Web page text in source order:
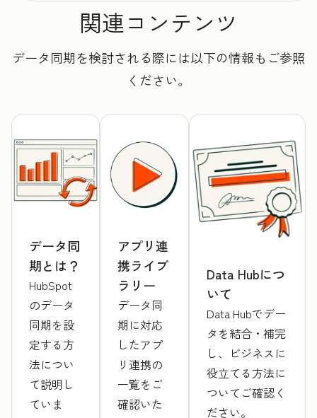
関連コンテンツ
データ同期を検討される際には以下の情報もご参照
ください。
データ同
期とは？
HubSpot
のデータ
同期を設
定する方
法につい
て説明し
ていま
アプリ連
携ライブ
ラリー
データ同
期に対応
したアプ
リ連携の
一覧をご
確認いた
Data Hubにつ
いて
Data Hubでデー
タを結合・補完
し、ビジネスに
役立てる方法に
ついてご確認く
ださい。